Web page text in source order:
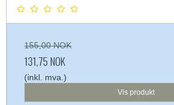
155,00 NOK
131,75 NOK
(inkl. mva.)
Vis produkt